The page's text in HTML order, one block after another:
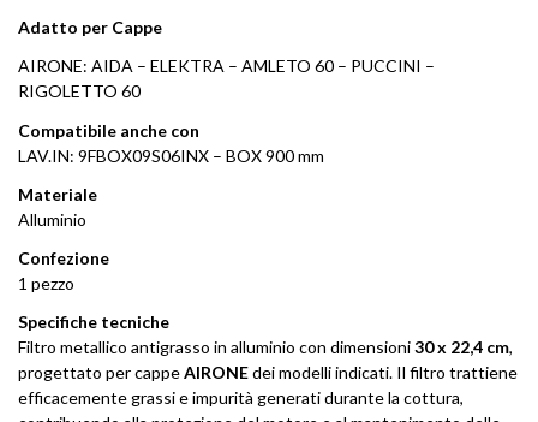
Adatto per Cappe
AIRONE: AIDA – ELEKTRA – AMLETO 60 – PUCCINI –
RIGOLETTO 60
Compatibile anche con
LAV.IN: 9FBOX09S06INX – BOX 900 mm
Materiale
Alluminio
Confezione
1 pezzo
Specifiche tecniche
Filtro metallico antigrasso in alluminio con dimensioni30 x 22,4 cm,
progettato per cappeAIRONEdei modelli indicati. Il filtro trattiene
efficacemente grassi e impurità generati durante la cottura,